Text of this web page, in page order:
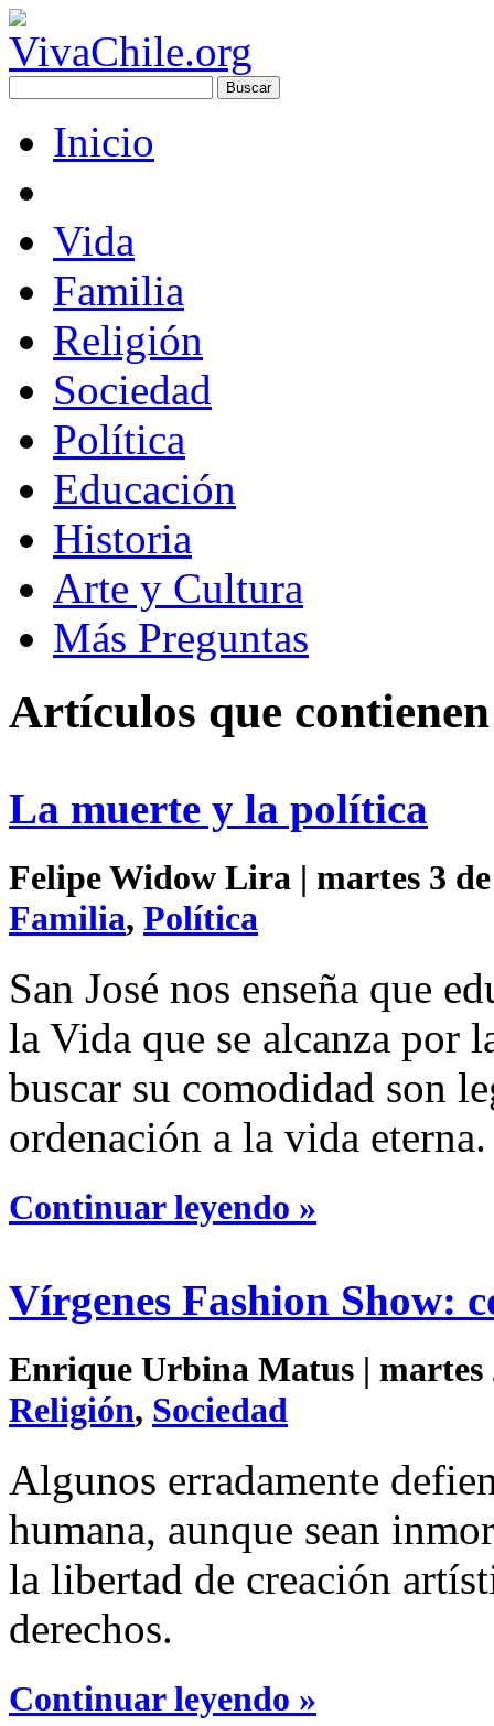
Inicio
Vida
Familia
Religión
Sociedad
Política
Educación
Historia
Arte y Cultura
Más Preguntas
Artículos que
La muerte y la política
Felipe Widow Lira | martes 3
Familia, Política
San José nos enseña que
la Vida que se alcanza por
buscar su comodidad son
ordenación a la vida eterna.
Continuar leyendo »
Vírgenes Fashion Show:
Enrique Urbina Matus | martes
Religión, Sociedad
Algunos erradamente
humana, aunque sean
la libertad de creación
derechos.
Continuar leyendo »